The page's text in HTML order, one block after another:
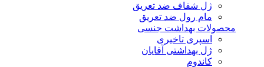
ژل شفاف ضد تعریق
مام رول ضد تعریق
محصولات بهداشت جنسی
اسپری تاخیری
ژل بهداشتی آقایان
کاندوم